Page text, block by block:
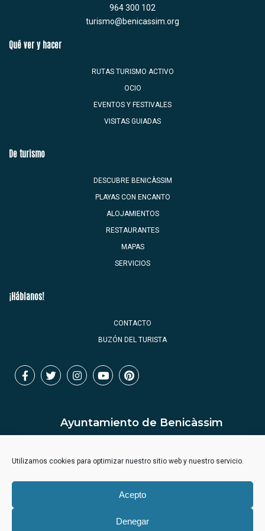
Utilizamos cookies para optimizar nuestro sitio web y nuestro servicio.
Acepto
Denegar
964 300 102
turismo@benicassim.org
Qué ver y hacer
RUTAS TURISMO ACTIVO
OCIO
EVENTOS Y FESTIVALES
VISITAS GUIADAS
De turismo
DESCUBRE BENICÀSSIM
PLAYAS CON ENCANTO
ALOJAMIENTOS
RESTAURANTES
MAPAS
SERVICIOS
¡Háblanos!
CONTACTO
BUZÓN DEL TURISTA
Ayuntamiento de Benicàssim